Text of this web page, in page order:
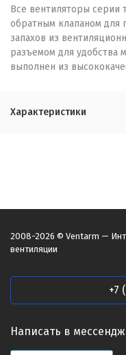
Все вентиляторы
обратным клапаном для
запахов из
разъемом для удобства
выполнен из
Характеристики
2008-2026 © Ventarm —
вентиляции
+7
Написать в